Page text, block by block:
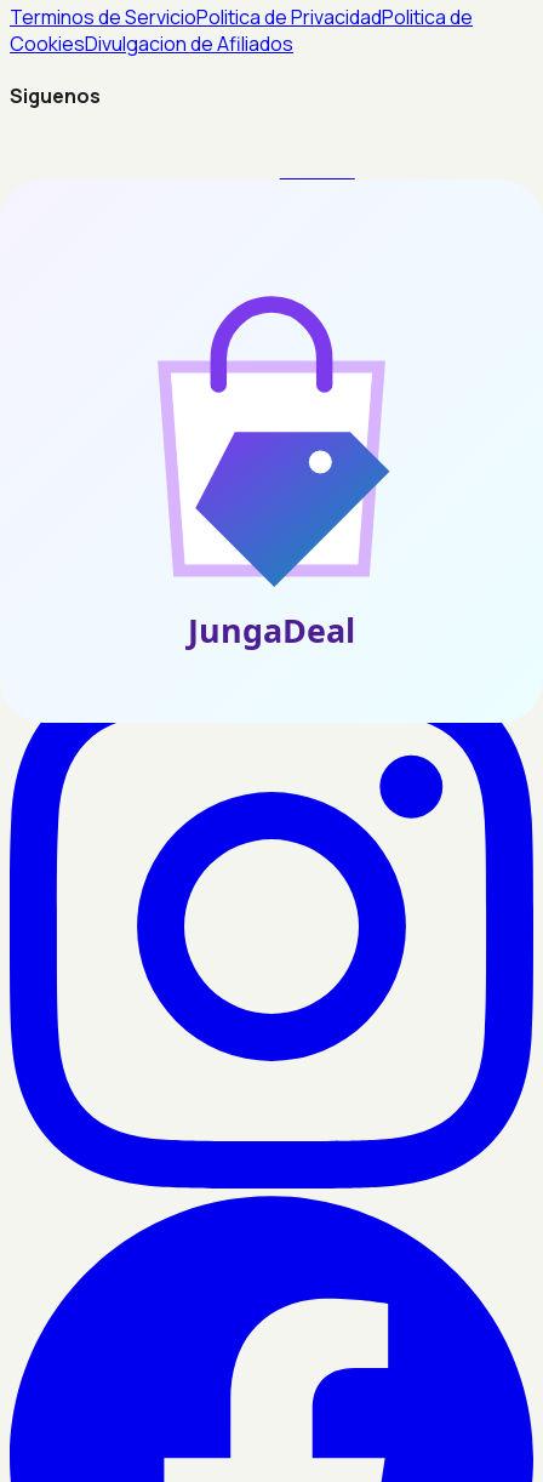
Terminos de ServicioPolitica de PrivacidadPolitica de
CookiesDivulgacion de Afiliados
Siguenos